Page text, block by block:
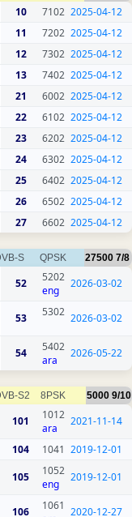
10 7102 2025-04-12
11 7202 2025-04-12
12 7302 2025-04-12
13 7402 2025-04-12
21 6002 2025-04-12
22 6102 2025-04-12
23 6202 2025-04-12
24 6302 2025-04-12
25 6402 2025-04-12
26 6502 2025-04-12
27 6602 2025-04-12
S QPSK 27500 7/8
52
5202
eng
2026-03-02
53 5302 2026-03-02
54
5402
ara
2026-05-22
S2 8PSK 5000 9/10
101
1012
ara
2021-11-14
104 1041 2019-12-01
105
1052
eng
2019-12-01
106
1061 2020-12-27